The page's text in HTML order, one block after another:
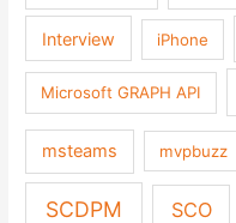
Interview iPhone
Microsoft GRAPH API
msteams mvpbuzz
SCDPM SCO